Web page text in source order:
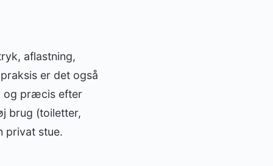
aflastning,
er det også
og præcis efter
brug (toiletter,
privat stue.